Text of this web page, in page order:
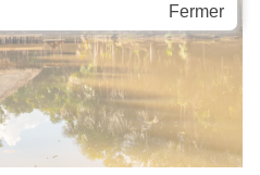
Fermer